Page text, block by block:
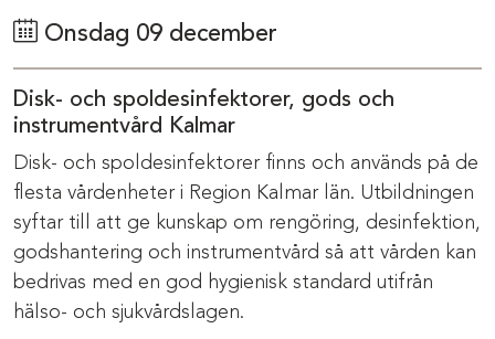
Onsdag 09 december
Disk- och spoldesinfektorer, gods och
instrumentvård Kalmar
Disk- och spoldesinfektorer finns och används på de
flesta vårdenheter i Region Kalmar län. Utbildningen
syftar till att ge kunskap om rengöring, desinfektion,
godshantering och instrumentvård så att vården kan
bedrivas med en god hygienisk standard utifrån
hälso- och sjukvårdslagen.